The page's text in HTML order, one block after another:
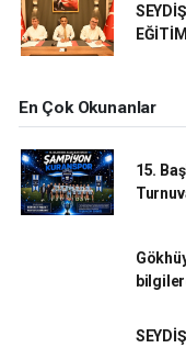
En Çok Okunanlar
15.